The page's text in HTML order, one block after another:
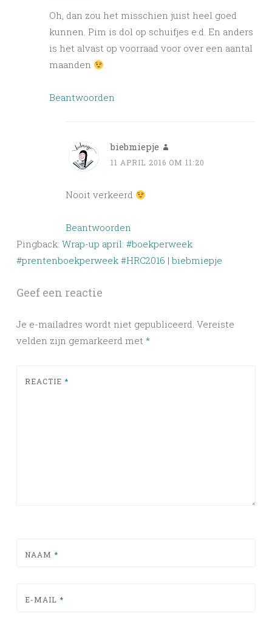
Oh, dan zou het misschien juist heel goed
kunnen. Pim is dol op schuifjes e.d. En anders
is het alvast op voorraad voor over een aantal
maanden
Beantwoorden
biebmiepje
11 APRIL 2016 OM 11:20
Nooit verkeerd
Beantwoorden
Pingback: Wrap-up april: #boekperweek
#prentenboekperweek #HRC2016 | biebmiepje
Geef een reactie
Je e-mailadres wordt niet gepubliceerd. Vereiste
velden zijn gemarkeerd met *
REACTIE *
NAAM *
E-MAIL *